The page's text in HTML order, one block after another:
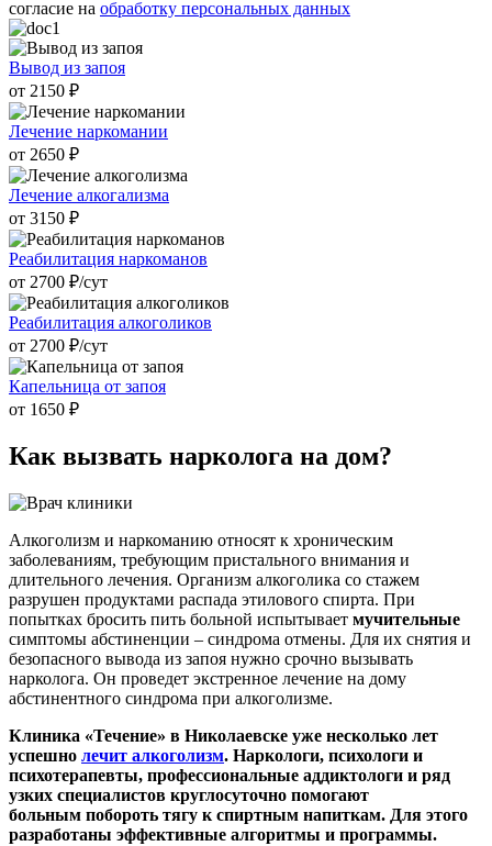
согласие на обработку персональных данных
Вывод из запоя
от 2150 ₽
Лечение наркомании
от 2650 ₽
Лечение алкогализма
от 3150 ₽
Реабилитация наркоманов
от 2700 ₽/cут
Реабилитация алкоголиков
от 2700 ₽/cут
Капельница от запоя
от 1650 ₽
Как вызвать нарколога на дом?
Алкоголизм и наркоманию относят к хроническим
заболеваниям, требующим пристального внимания и
длительного лечения. Организм алкоголика со стажем
разрушен продуктами распада этилового спирта. При
попытках бросить пить больной испытывает мучительные
симптомы абстиненции – синдрома отмены. Для их снятия и
безопасного вывода из запоя нужно срочно вызывать
нарколога. Он проведет экстренное лечение на дому
абстинентного синдрома при алкоголизме.
Клиника «Течение» в Николаевске уже несколько лет
успешно лечит алкоголизм. Наркологи, психологи и
психотерапевты, профессиональные аддиктологи и ряд
узких специалистов круглосуточно помогают
больным побороть тягу к спиртным напиткам. Для этого
разработаны эффективные алгоритмы и программы.